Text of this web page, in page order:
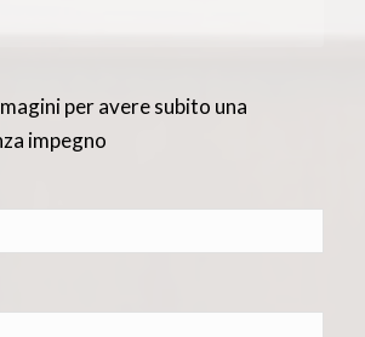
per avere subito una
impegno